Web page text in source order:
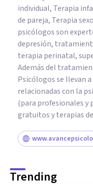
individual, Terapia
de pareja, Terapia
psicólogos son
depresión,
terapia perinatal,
Además del
Psicólogos se llevan
relacionadas con la
(para profesionales y
gratuitos y terapias
Trending